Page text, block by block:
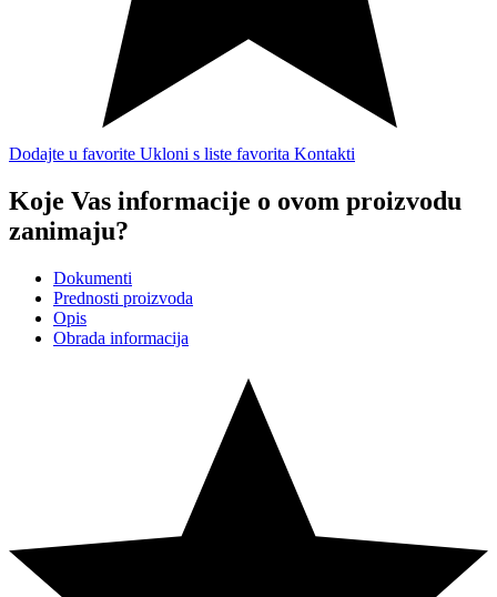
Dodajte u favorite Ukloni s liste favorita Kontakti
Koje Vas informacije o ovom proizvodu
zanimaju?
Dokumenti
Prednosti proizvoda
Opis
Obrada informacija